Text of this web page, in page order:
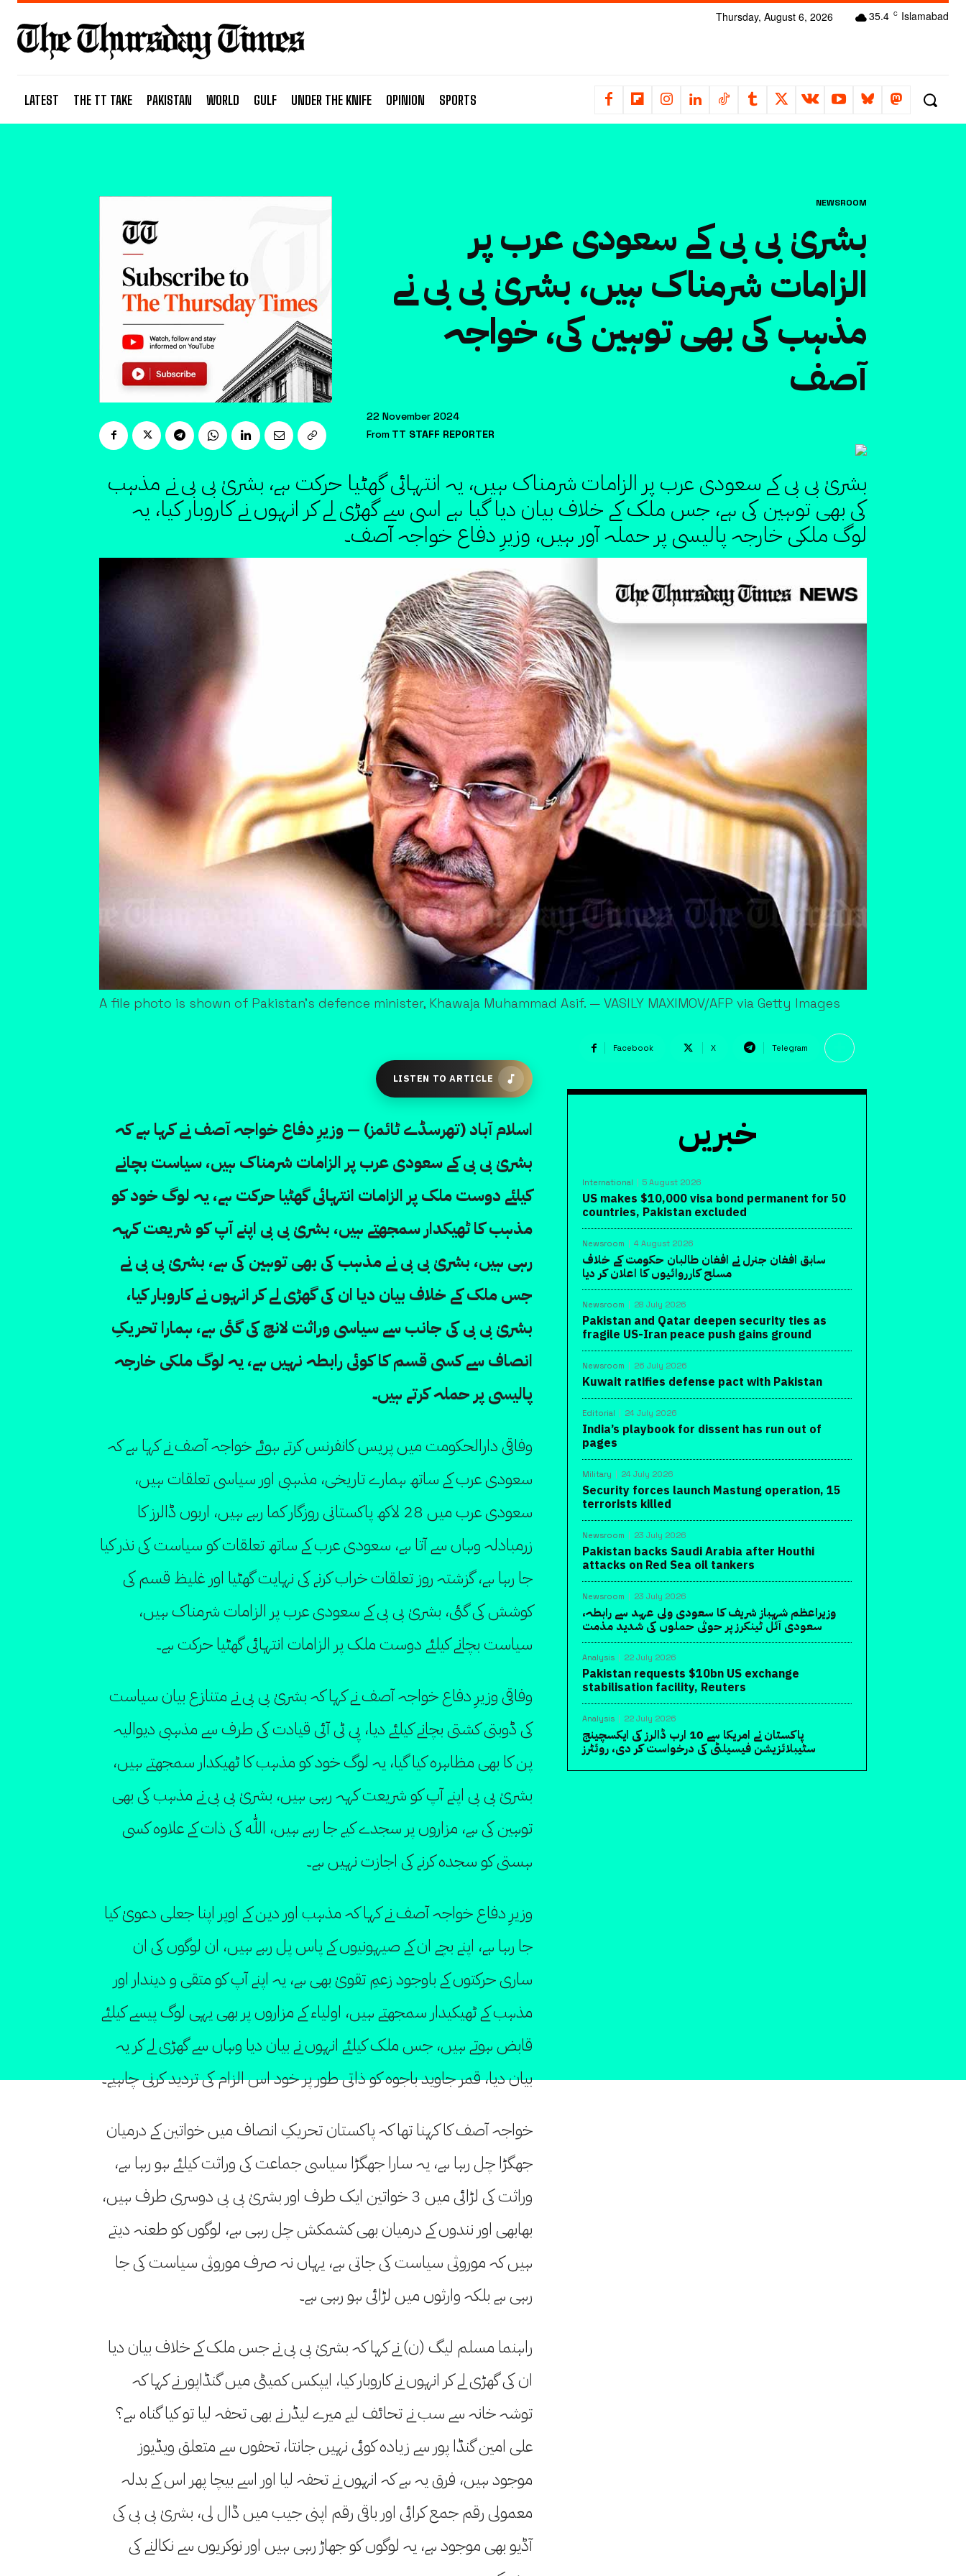
35.4 C Islamabad
Thursday, August 6, 2026
LATEST THE TT TAKE PAKISTAN WORLD GULF UNDER THE KNIFE OPINION SPORTS
NEWSROOM
بشریٰ بی بی کے سعودی عرب پر
الزامات شرمناک ہیں، بشریٰ بی بی نے
مذہب کی بھی توہین کی، خواجہ
آصف
22 November 2024
From TT STAFF REPORTER
بشریٰ بی بی کے سعودی عرب پر الزامات شرمناک ہیں، یہ انتہائی گھٹیا حرکت ہے، بشریٰ بی بی نے مذہب
کی بھی توہین کی ہے، جس ملک کے خلاف بیان دیا گیا ہے اسی سے گھڑی لے کر انہوں نے کاروبار کیا، یہ
لوگ ملکی خارجہ پالیسی پر حملہ آور ہیں، وزیرِ دفاع خواجہ آصف۔
A file photo is shown of Pakistan's defence minister, Khawaja Muhammad Asif. — VASILY MAXIMOV/AFP via Getty Images
LISTEN TO ARTICLE
اسلام آباد (تھرسڈے ٹائمز) — وزیرِ دفاع خواجہ آصف نے کہا ہے کہ
بشریٰ بی بی کے سعودی عرب پر الزامات شرمناک ہیں، سیاست بچانے
کیلئے دوست ملک پر الزامات انتہائی گھٹیا حرکت ہے، یہ لوگ خود کو
مذہب کا ٹھیکدار سمجھتے ہیں، بشریٰ بی بی اپنے آپ کو شریعت کہہ
رہی ہیں، بشریٰ بی بی نے مذہب کی بھی توہین کی ہے، بشریٰ بی بی نے
جس ملک کے خلاف بیان دیا ان کی گھڑی لے کر انہوں نے کاروبار کیا،
بشریٰ بی بی کی جانب سے سیاسی وراثت لانچ کی گئی ہے، ہمارا تحریکِ
انصاف سے کسی قسم کا کوئی رابطہ نہیں ہے، یہ لوگ ملکی خارجہ
پالیسی پر حملہ کرتے ہیں۔
وفاقی دارالحکومت میں پریس کانفرنس کرتے ہوئے خواجہ آصف نے کہا ہے کہ
سعودی عرب کے ساتھ ہمارے تاریخی، مذہبی اور سیاسی تعلقات ہیں،
سعودی عرب میں 28 لاکھ پاکستانی روزگار کما رہے ہیں، اربوں ڈالرز کا
زرمبادلہ وہاں سے آتا ہے، سعودی عرب کے ساتھ تعلقات کو سیاست کی نذر کیا
جا رہا ہے، گزشتہ روز تعلقات خراب کرنے کی نہایت گھٹیا اور غلیظ قسم کی
کوشش کی گئی، بشریٰ بی بی کے سعودی عرب پر الزامات شرمناک ہیں،
سیاست بچانے کیلئے دوست ملک پر الزامات انتہائی گھٹیا حرکت ہے۔
وفاقی وزیرِ دفاع خواجہ آصف نے کہا کہ بشریٰ بی بی نے متنازع بیان سیاست
کی ڈوبتی کشتی بچانے کیلئے دیا، پی ٹی آئی قیادت کی طرف سے مذہبی دیوالیہ
پن کا بھی مظاہرہ کیا گیا، یہ لوگ خود کو مذہب کا ٹھیکدار سمجھتے ہیں،
بشریٰ بی بی اپنے آپ کو شریعت کہہ رہی ہیں، بشریٰ بی بی نے مذہب کی بھی
توہین کی ہے، مزاروں پر سجدے کیے جا رہے ہیں، اللّٰه کی ذات کے علاوہ کسی
ہستی کو سجدہ کرنے کی اجازت نہیں ہے۔
وزیرِ دفاع خواجہ آصف نے کہا کہ مذہب اور دین کے اوپر اپنا جعلی دعویٰ کیا
جا رہا ہے، اپنے بچے ان کے صیہونیوں کے پاس پل رہے ہیں، ان لوگوں کی ان
ساری حرکتوں کے باوجود زعمِ تقویٰ بھی ہے، یہ اپنے آپ کو متقی و دیندار اور
مذہب کے ٹھیکیدار سمجھتے ہیں، اولیاء کے مزاروں پر بھی یہی لوگ پیسے کیلئے
قابض ہوتے ہیں، جس ملک کیلئے انہوں نے بیان دیا وہاں سے گھڑی لے کر یہ
بیان دیا، قمر جاوید باجوہ کو ذاتی طور پر خود اس الزام کی تردید کرنی چاہیے۔
خواجہ آصف کا کہنا تھا کہ پاکستان تحریکِ انصاف میں خواتین کے درمیان
جھگڑا چل رہا ہے، یہ سارا جھگڑا سیاسی جماعت کی وراثت کیلئے ہو رہا ہے،
وراثت کی لڑائی میں 3 خواتین ایک طرف اور بشریٰ بی بی دوسری طرف ہیں،
بھابھی اور نندوں کے درمیان بھی کشمکش چل رہی ہے، لوگوں کو طعنہ دیتے
ہیں کہ موروثی سیاست کی جاتی ہے، یہاں نہ صرف موروثی سیاست کی جا
رہی ہے بلکہ وارثوں میں لڑائی ہو رہی ہے۔
راہنما مسلم لیگ (ن) نے کہا کہ بشریٰ بی بی نے جس ملک کے خلاف بیان دیا
ان کی گھڑی لے کر انہوں نے کاروبار کیا، ایپکس کمیٹی میں گنڈاپور نے کہا کہ
توشہ خانہ سے سب نے تحائف لیے میرے لیڈر نے بھی تحفہ لیا تو کیا گناہ ہے؟
علی امین گنڈا پور سے زیادہ کوئی نہیں جانتا، تحفوں سے متعلق ویڈیوز
موجود ہیں، فرق یہ ہے کہ انہوں نے تحفہ لیا اور اسے بیچا پھر اس کے بدلہ
معمولی رقم جمع کرائی اور باقی رقم اپنی جیب میں ڈال لی، بشریٰ بی بی کی
آڈیو بھی موجود ہے، یہ لوگوں کو جھاڑ رہی ہیں اور نوکریوں سے نکالنے کی
Facebook X Telegram
خبریں
International 5 August 2026
US makes $10,000 visa bond permanent for 50
countries, Pakistan excluded
Newsroom 4 August 2026
سابق افغان جنرل نے افغان طالبان حکومت کے خلاف
مسلح کارروائیوں کا اعلان کر دیا
Newsroom 28 July 2026
Pakistan and Qatar deepen security ties as
fragile US-Iran peace push gains ground
Newsroom 26 July 2026
Kuwait ratifies defense pact with Pakistan
Editorial 24 July 2026
India’s playbook for dissent has run out of
pages
Military 24 July 2026
Security forces launch Mastung operation, 15
terrorists killed
Newsroom 23 July 2026
Pakistan backs Saudi Arabia after Houthi
attacks on Red Sea oil tankers
Newsroom 23 July 2026
وزیراعظم شہباز شریف کا سعودی ولی عہد سے رابطہ،
سعودی آئل ٹینکرز پر حوثی حملوں کی شدید مذمت
Analysis 22 July 2026
Pakistan requests $10bn US exchange
stabilisation facility, Reuters
Analysis 22 July 2026
پاکستان نے امریکا سے 10 ارب ڈالرز کی ایکسچینج
سٹیبلائزیشن فیسیلٹی کی درخواست کر دی، روئٹرز